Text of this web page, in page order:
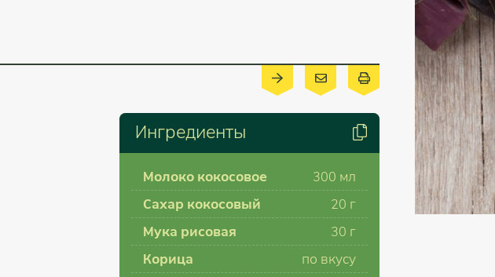
Ингредиенты
Молоко кокосовое 300 мл
Сахар кокосовый
20 г
Мука рисовая
30 г
Корица
по вкусу